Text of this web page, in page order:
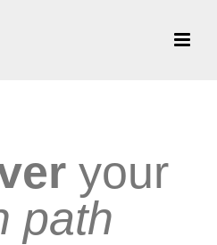
your
path